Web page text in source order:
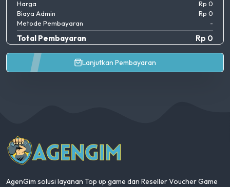
Harga
Rp 0
Biaya Admin
Rp 0
Metode Pembayaran
-
Total Pembayaran Rp 0
Lanjutkan Pembayaran
AgenGim
AgenGim solusi layanan Top up game dan Reseller Voucher Game